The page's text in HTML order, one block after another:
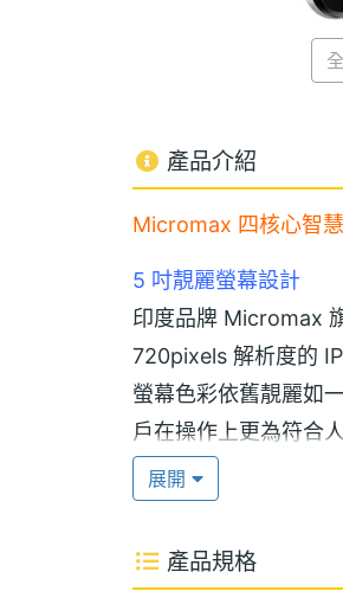
產品介紹
Micromax 四核心智
5 吋靚麗螢幕設計
印度品牌 Micromax
720pixels 解析度的
螢幕色彩依舊靚麗如
戶在操作上更為符合
框搭配，手機四周邊
多工操作流暢無阻礙
Micromax A116
展開
產品規格